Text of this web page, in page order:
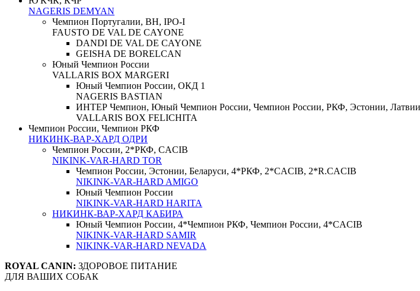
NAGERIS DEMYAN
Чемпион Португалии, BH, IPO-I
FAUSTO DE VAL DE CAYONE
DANDI DE VAL DE CAYONE
GEISHA DE BORELCAN
Юный Чемпион России
VALLARIS BOX MARGERI
Юный Чемпион России, ОКД 1
NAGERIS BASTIAN
ИНТЕР Чемпион, Юный Чемпион России, Чемпион России, РКФ, Эстонии,
VALLARIS BOX FELICHITA
Чемпион России, Чемпион РКФ
НИКИНК-ВАР-ХАРД ОДРИ
Чемпион России, 2*РКФ, CACIB
NIKINK-VAR-HARD TOR
Чемпион России, Эстонии, Беларуси, 4*РКФ, 2*CACIB, 2*R.CACIB
NIKINK-VAR-HARD AMIGO
Юный Чемпион России
NIKINK-VAR-HARD HARITA
НИКИНК-ВАР-ХАРД КАБИРА
Юный Чемпион России, 4*Чемпион РКФ, Чемпион России, 4*CACIB
NIKINK-VAR-HARD SAMIR
NIKINK-VAR-HARD NEVADA
ROYAL CANIN: ЗДОРОВОЕ ПИТАНИЕ
ДЛЯ ВАШИХ СОБАК